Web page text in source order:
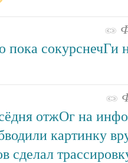
пока сокурснечГи
отжОг на
картинку
сделал